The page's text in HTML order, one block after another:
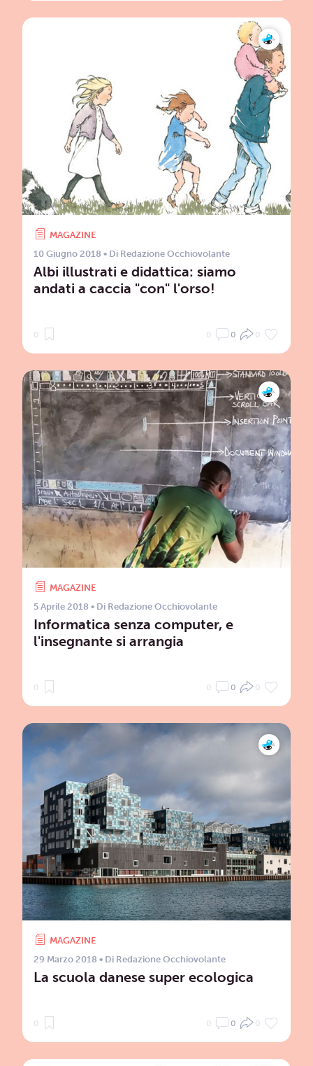
MAGAZINE
10 Giugno 2018 • Di Redazione Occhiovolante
Albi illustrati e didattica: siamo
andati a caccia "con" l'orso!
0 0 0 0
MAGAZINE
5 Aprile 2018 • Di Redazione Occhiovolante
Informatica senza computer, e
l'insegnante si arrangia
0 0 0 0
MAGAZINE
29 Marzo 2018 • Di Redazione Occhiovolante
La scuola danese super ecologica
0 0 0 0